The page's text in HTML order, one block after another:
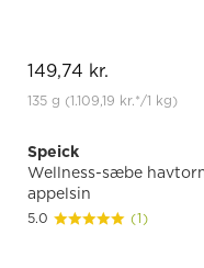
149,74 kr.
135 g (1.109,19 kr.*/1 kg)
Speick
Wellness-sæbe
appelsin
5.0 (1)